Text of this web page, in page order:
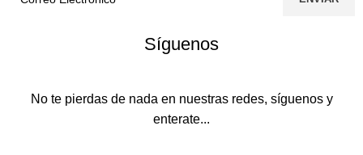
Síguenos
No te pierdas de nada en nuestras redes, síguenos y
enterate...